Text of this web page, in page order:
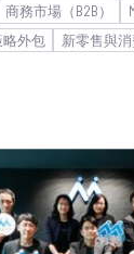
商務市場（B2B）
外包
新零售與